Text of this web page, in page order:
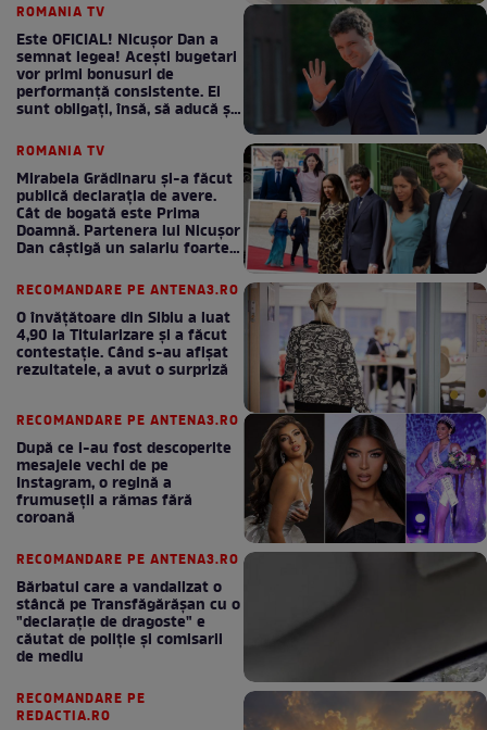
ROMANIA TV
Este OFICIAL! Nicușor Dan a
semnat legea! Acești bugetari
vor primi bonusuri de
performanță consistente. Ei
sunt obligați, însă, să aducă și
ROMANIA TV
Mirabela Grădinaru și-a făcut
publică declarația de avere.
Cât de bogată este Prima
Doamnă. Partenera lui Nicușor
Dan câștigă un salariu foarte
RECOMANDARE PE ANTENA3.RO
O învățătoare din Sibiu a luat
4,90 la Titularizare și a făcut
contestație. Când s-au afișat
rezultatele, a avut o surpriză
RECOMANDARE PE ANTENA3.RO
După ce i-au fost descoperite
mesajele vechi de pe
Instagram, o regină a
frumuseții a rămas fără
coroană
RECOMANDARE PE ANTENA3.RO
Bărbatul care a vandalizat o
stâncă pe Transfăgărășan cu o
"declaraţie de dragoste" e
căutat de poliție și comisarii
de mediu
RECOMANDARE PE
REDACTIA.RO